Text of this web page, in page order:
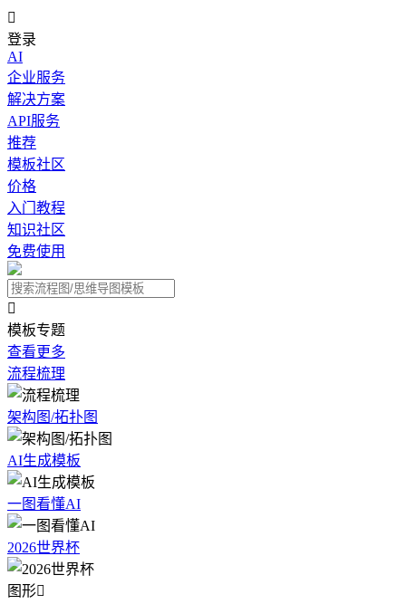

登录
AI
企业服务
解决方案
API服务
推荐
模板社区
价格
入门教程
知识社区
免费使用

模板专题
查看更多
流程梳理
架构图/拓扑图
AI生成模板
一图看懂AI
2026世界杯
图形